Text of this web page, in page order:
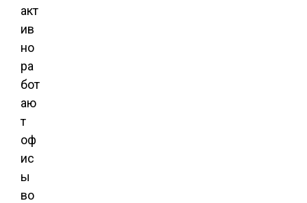
акт
ив
но
ра
бот
аю
т
оф
ис
ы
во